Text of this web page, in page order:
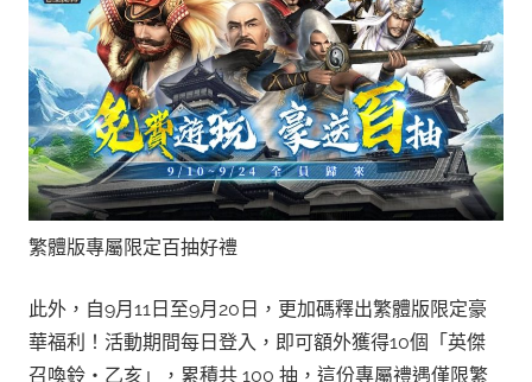
繁體版專屬限定百抽好禮
此外，自9月11日至9月20日，更加碼釋出繁體版限定豪
華福利！活動期間每日登入，即可額外獲得10個「英傑
召喚鈴・乙亥」，累積共 100 抽，這份專屬禮遇僅限繁